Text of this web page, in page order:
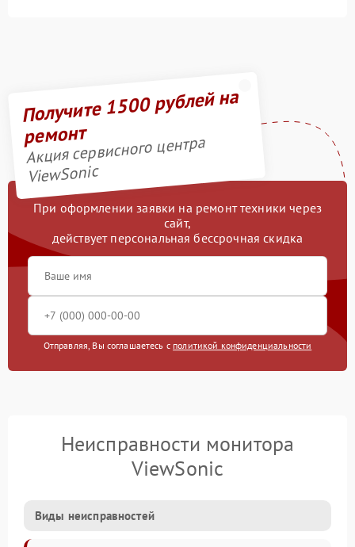
Получите 1500 рублей на
ремонт
Акция сервисного центра
ViewSonic
При оформлении заявки на ремонт техники через
сайт,
действует персональная бессрочная скидка
Отправляя, Вы соглашаетесь с политикой конфиденциальности
Неисправности монитора
ViewSonic
Виды неисправностей